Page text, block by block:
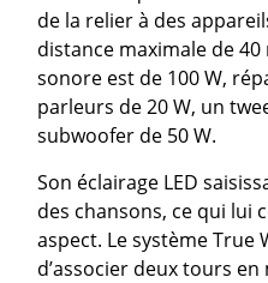
de la relier à des
distance maximale de
sonore est de 100 W,
parleurs de 20 W, un
subwoofer de 50 W.
Son éclairage LED
des chansons, ce qui lui
aspect. Le système True
d’associer deux tours